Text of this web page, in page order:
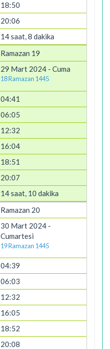
18:50
20:06
14 saat, 8 dakika
Ramazan 19
29 Mart 2024 - Cuma
18 Ramazan 1445
04:41
06:05
12:32
16:04
18:51
20:07
14 saat, 10 dakika
Ramazan 20
30 Mart 2024 -
Cumartesi
19 Ramazan 1445
04:39
06:03
12:32
16:05
18:52
20:08